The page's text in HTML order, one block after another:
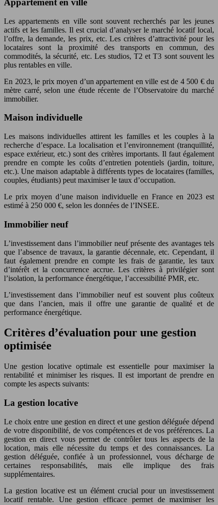
Appartement en ville
Les appartements en ville sont souvent recherchés par les jeunes
actifs et les familles. Il est crucial d’analyser le marché locatif local,
l’offre, la demande, les prix, etc. Les critères d’attractivité pour les
locataires sont la proximité des transports en commun, des
commodités, la sécurité, etc. Les studios, T2 et T3 sont souvent les
plus rentables en ville.
En 2023, le prix moyen d’un appartement en ville est de 4 500 € du
mètre carré, selon une étude récente de l’Observatoire du marché
immobilier.
Maison individuelle
Les maisons individuelles attirent les familles et les couples à la
recherche d’espace. La localisation et l’environnement (tranquillité,
espace extérieur, etc.) sont des critères importants. Il faut également
prendre en compte les coûts d’entretien potentiels (jardin, toiture,
etc.). Une maison adaptable à différents types de locataires (familles,
couples, étudiants) peut maximiser le taux d’occupation.
Le prix moyen d’une maison individuelle en France en 2023 est
estimé à 250 000 €, selon les données de l’INSEE.
Immobilier neuf
L’investissement dans l’immobilier neuf présente des avantages tels
que l’absence de travaux, la garantie décennale, etc. Cependant, il
faut également prendre en compte les frais de garantie, les taux
d’intérêt et la concurrence accrue. Les critères à privilégier sont
l’isolation, la performance énergétique, l’accessibilité PMR, etc.
L’investissement dans l’immobilier neuf est souvent plus coûteux
que dans l’ancien, mais il offre une garantie de qualité et de
performance énergétique.
Critères d’évaluation pour une gestion
optimisée
Une gestion locative optimale est essentielle pour maximiser la
rentabilité et minimiser les risques. Il est important de prendre en
compte les aspects suivants:
La gestion locative
Le choix entre une gestion en direct et une gestion déléguée dépend
de votre disponibilité, de vos compétences et de vos préférences. La
gestion en direct vous permet de contrôler tous les aspects de la
location, mais elle nécessite du temps et des connaissances. La
gestion déléguée, confiée à un professionnel, vous décharge de
certaines responsabilités, mais elle implique des frais
supplémentaires.
La gestion locative est un élément crucial pour un investissement
locatif rentable. Une gestion efficace permet de maximiser les